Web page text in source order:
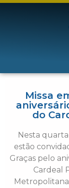
Missa
do
Nesta
estão
Graças pelo
Cardeal